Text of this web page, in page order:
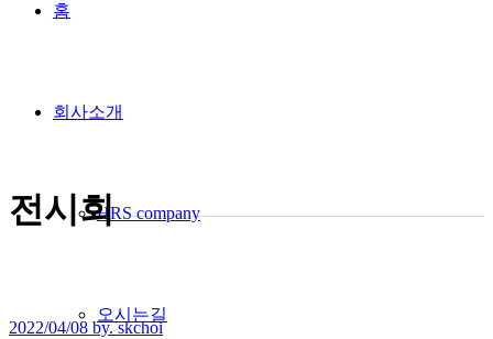
홈
회사소개
HRS company
오시는길
전시회
2022/04/08 by. skchoi